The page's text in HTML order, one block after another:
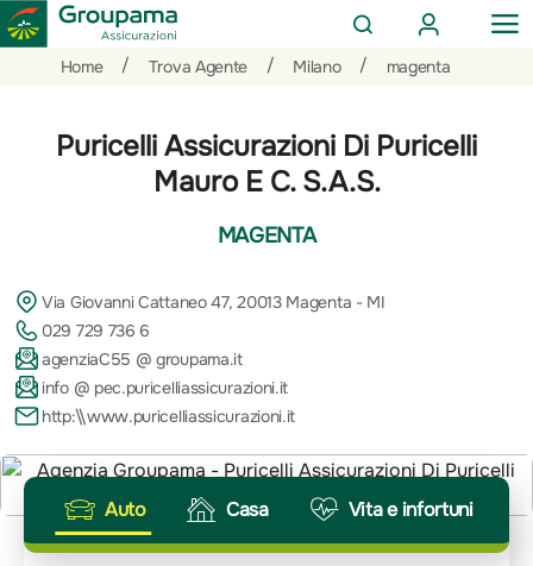
CERCA
AREA
CLIENTI
Home
/ Trova Agente / Milano / magenta
Puricelli Assicurazioni Di Puricelli
Mauro E C. S.A.S.
MAGENTA
Via Giovanni Cattaneo 47, 20013 Magenta - MI
029 729 736 6
agenziaC55 @ groupama.it
info @ pec.puricelliassicurazioni.it
http:\\www.puricelliassicurazioni.it
Auto Casa Vita e infortuni